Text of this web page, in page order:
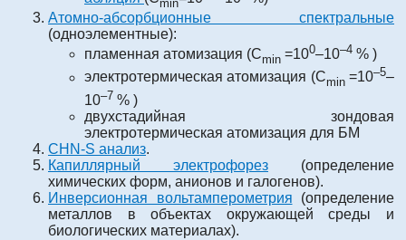
min
Атомно-абсорбционные спектральные
(одноэлементные):
пламенная атомизация (Сmin =100–10–4 % )
электротермическая атомизация (Сmin=10–5–
10–7 % )
двухстадийная зондовая
электротермическая атомизация для БМ
CHN-S анализ.
Капиллярный электрофорез (определение
химических форм, анионов и галогенов).
Инверсионная вольтамперометрия (определение
металлов в объектах окружающей среды и
биологических материалах).